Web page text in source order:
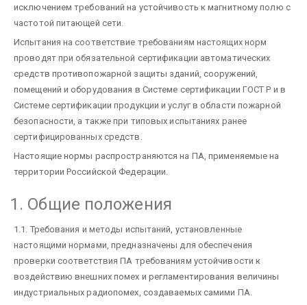
исключением требований на устойчивость к магнитному полю с
частотой питающей сети.
Испытания на соответствие требованиям настоящих норм
проводят при обязательной сертификации автоматических
средств противопожарной защиты зданий, сооружений,
помещений и оборудования в Системе сертификации ГОСТ Р и в
Системе сертификации продукции и услуг в области пожарной
безопасности, а также при типовых испытаниях ранее
сертифицированных средств.
Настоящие нормы распространяются на ПА, применяемые на
территории Российской Федерации.
1. Общие положения
1.1. Требования и методы испытаний, установленные
настоящими нормами, предназначены для обеспечения
проверки соответствия ПА требованиям устойчивости к
воздействию внешних помех и регламентирования величины
индустриальных радиопомех, создаваемых самими ПА.